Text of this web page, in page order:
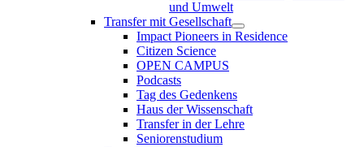
und Umwelt
Transfer mit Gesellschaft
Impact Pioneers in Residence
Citizen Science
OPEN CAMPUS
Podcasts
Tag des Gedenkens
Haus der Wissenschaft
Transfer in der Lehre
Seniorenstudium